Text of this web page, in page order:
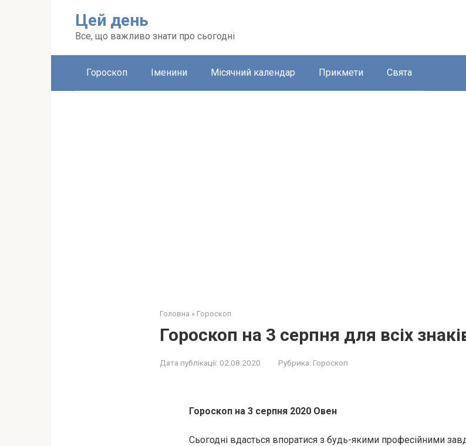
Цей день
Все, що важливо знати про сьогодні
Гороскоп Іменини Місячний календар Прикмети Свята
Головна » Гороскоп
Гороскоп на 3 серпня для всіх
Дата публікації: 02.08.2020 Рубрика: Гороскоп
Гороскоп на 3 серпня 2020 Овен
Сьогодні вдасться впоратися з будь-якими професійними